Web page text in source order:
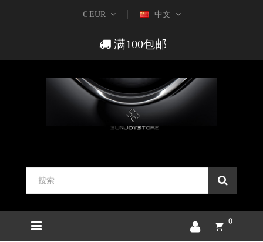
€ EUR 中文
满100包邮
0